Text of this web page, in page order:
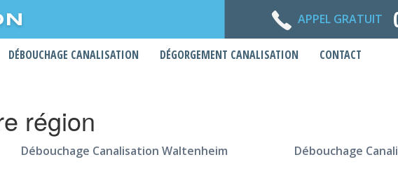
APPEL GRATUIT
DÉBOUCHAGE CANALISATION DÉGORGEMENT CANALISATION CONTACT
région
Débouchage Canalisation Waltenheim
Débouchage